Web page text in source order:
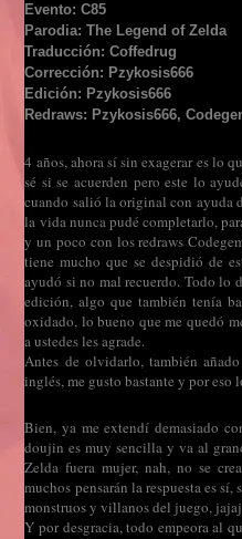
Evento: C85
Parodia: The Legend of Zelda
Traducción: Coffedrug
Corrección: Pzykosis666
Edición: Pzykosis666
Redraws: Pzykosis666,
4 años, ahora sí sin exagerar es lo
sé si se acuerden pero este lo
cuando salió la original con ayuda
la vida nunca pudé completarlo,
y un poco con los redraws
tiene mucho que se despidió de
ayudó si no mal recuerdo. Todo lo
edición, algo que también tenía
oxidado, lo bueno que me quedó
a ustedes les agrade.
Antes de olvidarlo, también
inglés, me gusto bastante y por eso
Bien, ya me extendí demasiado
doujin es muy sencilla y va al
Zelda fuera mujer, nah, no se
muchos pensarán la respuesta es
monstruos y villanos del juego,
Y por desgracia, todo empeora al